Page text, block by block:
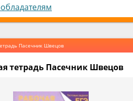
Пасечник Швецов
тетрадь Пасечник Швецов